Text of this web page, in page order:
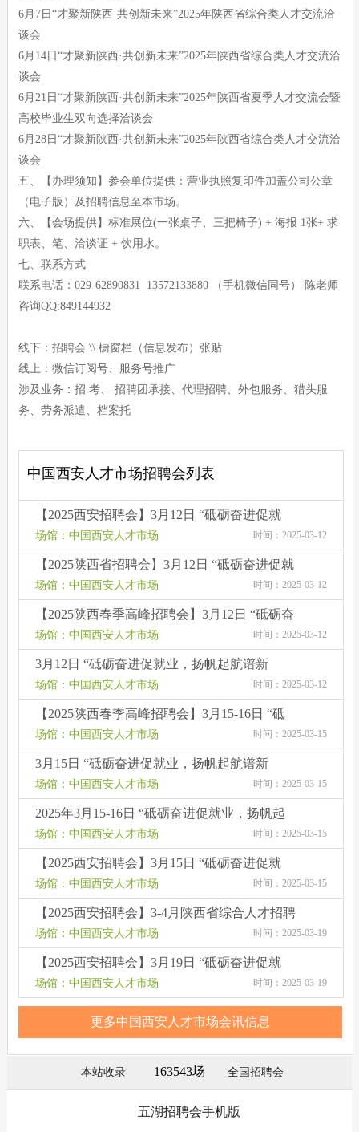
6月7日“才聚新陕西·共创新未来”2025年陕西省综合类人才交流洽
谈会
6月14日“才聚新陕西·共创新未来”2025年陕西省综合类人才交流洽
谈会
6月21日“才聚新陕西·共创新未来”2025年陕西省夏季人才交流会暨
高校毕业生双向选择洽谈会
6月28日“才聚新陕西·共创新未来”2025年陕西省综合类人才交流洽
谈会
五、【办理须知】参会单位提供：营业执照复印件加盖公司公章
（电子版）及招聘信息至本市场。
六、【会场提供】标准展位(一张桌子、三把椅子) + 海报 1张+ 求
职表、笔、洽谈证 + 饮用水。
七、联系方式
联系电话：029-62890831 13572133880 （手机微信同号） 陈老师
咨询QQ:849144932
线下：招聘会 \\ 橱窗栏（信息发布）张贴
线上：微信订阅号、服务号推广
涉及业务：招 考、 招聘团承接、代理招聘、外包服务、猎头服
务、劳务派遣、档案托
中国西安人才市场招聘会列表
【2025西安招聘会】3月12日 “砥砺奋进促就
业，扬帆起航谱新篇”2025年陕西省春季人才交
流洽谈会
场馆：中国西安人才市场 时间：2025-03-12
【2025陕西省招聘会】3月12日 “砥砺奋进促就
业，扬帆起航谱新篇”2025年陕西省春季人才交
流洽谈会
场馆：中国西安人才市场 时间：2025-03-12
【2025陕西春季高峰招聘会】3月12日 “砥砺奋
进促就业，扬帆起航谱新篇”2025年陕西省春季
人才交流洽谈会
场馆：中国西安人才市场 时间：2025-03-12
3月12日 “砥砺奋进促就业，扬帆起航谱新
篇”2025年陕西省春季人才交流洽谈会
场馆：中国西安人才市场 时间：2025-03-12
【2025陕西春季高峰招聘会】3月15-16日 “砥
砺奋进促就业，扬帆起航谱新篇”2025年陕西省
春季人才交流洽谈会
场馆：中国西安人才市场 时间：2025-03-15
3月15日 “砥砺奋进促就业，扬帆起航谱新
篇”2025年陕西省春季人才交流洽谈会
场馆：中国西安人才市场 时间：2025-03-15
2025年3月15-16日 “砥砺奋进促就业，扬帆起
航谱新篇”2025年陕西省春季人才交流洽谈会
场馆：中国西安人才市场 时间：2025-03-15
【2025西安招聘会】3月15日 “砥砺奋进促就
业，扬帆起航谱新篇”2025年陕西省春季人才交
流洽谈会
场馆：中国西安人才市场 时间：2025-03-15
【2025西安招聘会】3-4月陕西省综合人才招聘
会周三、周六省体举办
场馆：中国西安人才市场 时间：2025-03-19
【2025西安招聘会】3月19日 “砥砺奋进促就
业，扬帆起航谱新篇”2025年陕西省春季人才交
流洽谈会
场馆：中国西安人才市场 时间：2025-03-19
更多中国西安人才市场会讯信息
本站收录 163543场 全国招聘会
五湖招聘会手机版